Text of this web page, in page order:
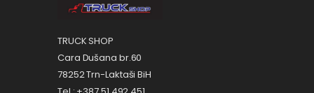
TRUCK SHOP
Cara Dušana br.60
78252 Trn-Laktaši BiH